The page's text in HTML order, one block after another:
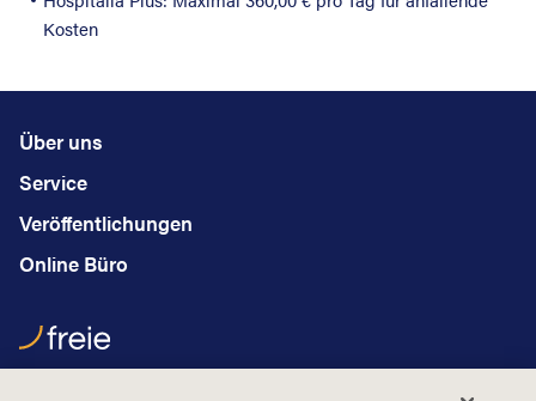
Kosten
Über uns
Service
Veröffentlichungen
Online Büro